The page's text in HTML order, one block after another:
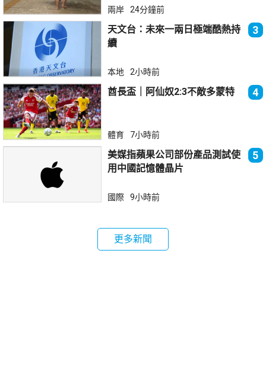
兩岸 24分鐘前
天文台：未來一兩日極端酷熱持
續
3
本地 2小時前
酋長盃｜阿仙奴2:3不敵多蒙特 4
體育 7小時前
美媒指蘋果公司部份產品測試使
用中國記憶體晶片
5
國際 9小時前
更多新聞